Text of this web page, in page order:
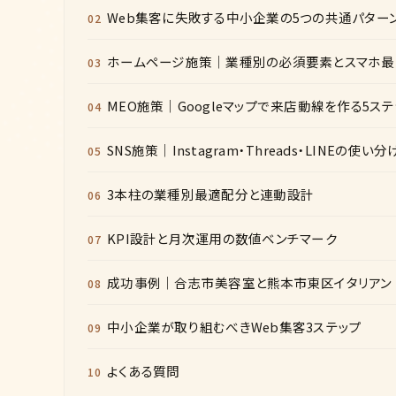
Web集客に失敗する中小企業の5つの共通パター
ホームページ施策｜業種別の必須要素とスマホ
MEO施策｜Googleマップで来店動線を作る5ステ
SNS施策｜Instagram・Threads・LINEの使い分
3本柱の業種別最適配分と連動設計
KPI設計と月次運用の数値ベンチマーク
成功事例｜合志市美容室と熊本市東区イタリアン
中小企業が取り組むべきWeb集客3ステップ
よくある質問